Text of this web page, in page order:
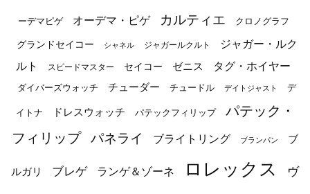
ーデマピゲ オーデマ・ピゲ カルティエ クロノグラフ
グランドセイコー シャネル ジャガールクルト
ジャガー・ルク
ルト
スピードマスター セイコー ゼニス タグ・ホイヤー
ダイバーズウォッチ チューダー チュードル デイトジャスト デ
イトナ ドレスウォッチ パテックフィリップ
パテック・
フィリップ
パネライ ブライトリング ブランパン ブ
ルガリ ブレゲ ランゲ＆ゾーネ ロレックス ヴ